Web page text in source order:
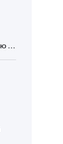
Как оживить фото с помощью нейросетей в 2026 году: 17 бесплатных онлайн-сервисов, приложений и ботов